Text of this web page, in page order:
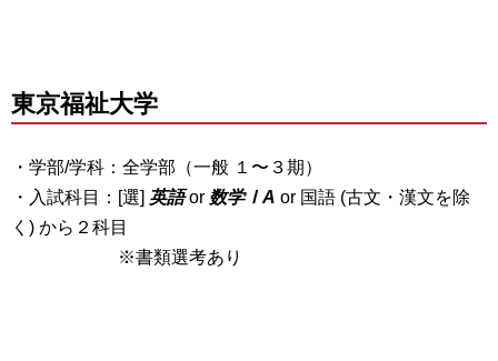
東京福祉大学
・学部/学科：全学部（一般 １〜３期）
・入試科目：[選] 英語or 数学ⅠA or 国語 (古文・漢文を除
く) から２科目
※書類選考あり